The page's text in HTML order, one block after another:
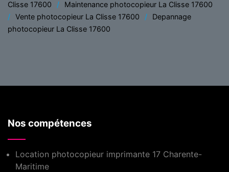
Clisse 17600
Maintenance photocopieur La Clisse 17600
Vente photocopieur La Clisse 17600
Depannage
photocopieur La Clisse 17600
Nos compétences
Location photocopieur imprimante 17 Charente-
Maritime